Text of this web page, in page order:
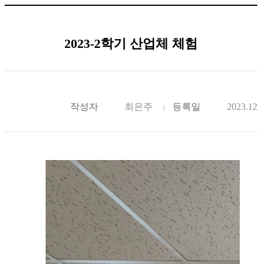
2023-2학기 산업체 체험
작성자 최은주 등록일